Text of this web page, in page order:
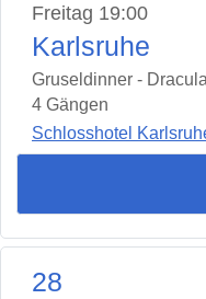
Freitag 19:00
Karlsruhe
Gruseldinner -
4 Gängen
Schlosshotel
28